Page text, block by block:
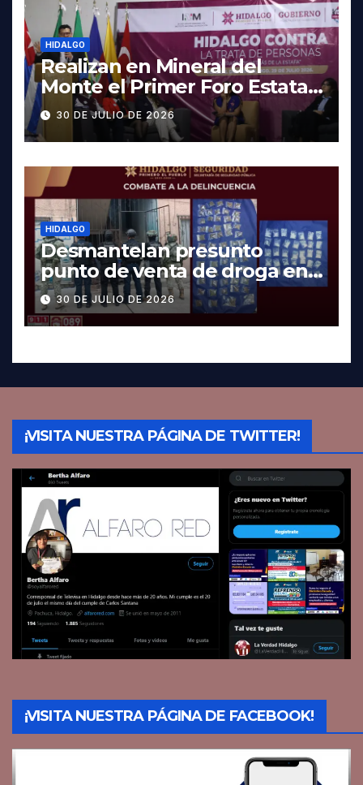
HIDALGO
Realizan en Mineral del
Monte el Primer Foro Estatal
contra la Trata de Personas
30 DE JULIO DE 2026
HIDALGO
Desmantelan presunto
punto de venta de droga en
Pachuca; hay dos detenidos
30 DE JULIO DE 2026
¡VISITA NUESTRA PÁGINA DE TWITTER!
¡VISITA NUESTRA PÁGINA DE FACEBOOK!